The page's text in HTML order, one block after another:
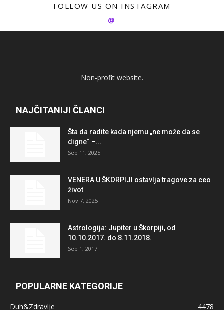
FOLLOW US ON INSTAGRAM
@
Non-profit website.
NAJČITANIJI ČLANCI
Šta da radite kada njemu „ne može da se
digne“ –...
Sep 11, 2025
VENERA U ŠKORPIJI ostavlja tragove za ceo
život
Nov 7, 2025
Astrologija: Jupiter u Škorpiji, od
10.10.2017. do 8.11.2018.
Sep 1, 2017
POPULARNE KATEGORIJE
Duh&Zdravlje 4478